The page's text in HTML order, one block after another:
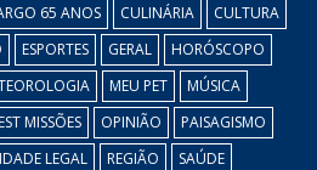
65 ANOS CULINÁRIA
CULTURA
ESPORTES GERAL
HORÓSCOPO
MEU PET
MÚSICA
MISSÕES OPINIÃO
PAISAGISMO
LEGAL REGIÃO SAÚDE